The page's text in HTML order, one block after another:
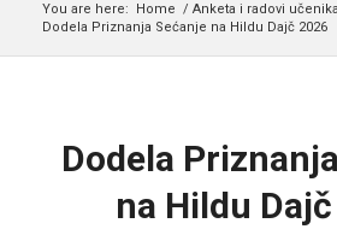
You are here: Home / Anketa i radovi učenika
Dodela Priznanja Sećanje na Hildu Dajč 2026
Dodela
na Hildu